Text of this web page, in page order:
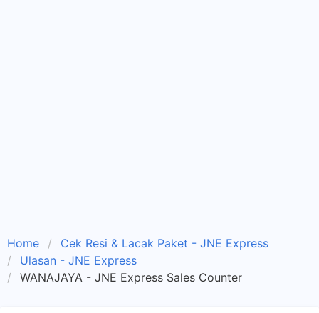
Home
Cek Resi & Lacak Paket - JNE Express
Ulasan - JNE Express
WANAJAYA - JNE Express Sales Counter